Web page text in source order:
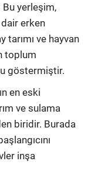
Bu yerleşim,
dair erken
tarımı ve hayvan
toplum
göstermiştir.
en eski
ve sulama
biridir. Burada
inşa